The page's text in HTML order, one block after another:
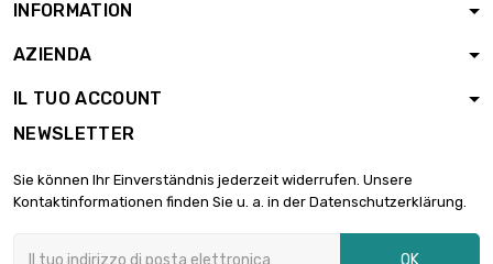
INFORMATION
AZIENDA
IL TUO ACCOUNT
NEWSLETTER
Sie können Ihr Einverständnis jederzeit widerrufen. Unsere
Kontaktinformationen finden Sie u. a. in der Datenschutzerklärung.
OK